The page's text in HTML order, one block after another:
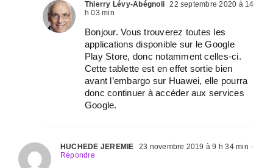
Thierry Lévy-Abégnoli 22 septembre 2020 à 14
h 03 min
Bonjour. Vous trouverez toutes les
applications disponible sur le Google
Play Store, donc notamment celles-ci.
Cette tablette est en effet sortie bien
avant l’embargo sur Huawei, elle pourra
donc continuer à accéder aux services
Google.
HUCHEDE JEREMIE 23 novembre 2019 à 9 h 34 min -
Répondre